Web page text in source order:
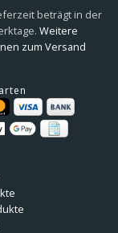
beträgt in der
Weitere
zum Versand